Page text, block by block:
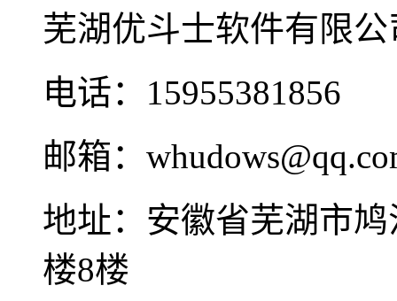
芜湖优斗士软件有限公
电话：15955381856
邮箱：
地址：安徽省芜湖市
楼8楼